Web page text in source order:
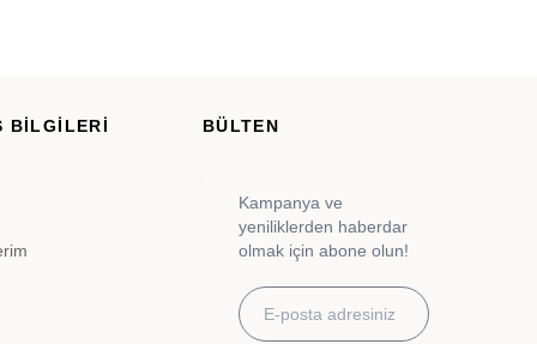
BİLGİLERİ BÜLTEN
Kampanya ve
yeniliklerden haberdar
olmak için abone olun!